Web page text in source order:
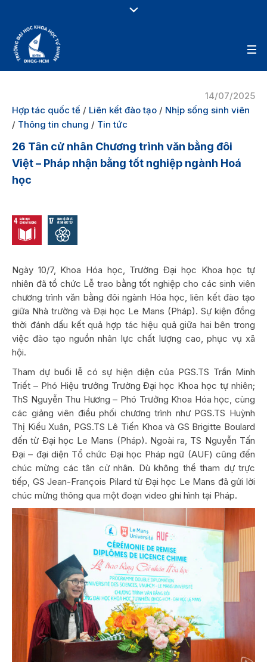
14/07/2025
Hợp tác quốc tế / Liên kết đào tạo / Nhịp sống sinh viên
/ Thông tin chung / Tin tức
26 Tân cử nhân Chương trình văn bằng đôi
Việt – Pháp nhận bằng tốt nghiệp ngành Hoá
học
Ngày 10/7, Khoa Hóa học, Trường Đại học Khoa học tự
nhiên đã tổ chức Lễ trao bằng tốt nghiệp cho các sinh viên
chương trình văn bằng đôi ngành Hóa học, liên kết đào tạo
giữa Nhà trường và Đại học Le Mans (Pháp). Sự kiện đồng
thời đánh dấu kết quả hợp tác hiệu quả giữa hai bên trong
việc đào tạo nguồn nhân lực chất lượng cao, phục vụ xã
hội.
Tham dự buổi lễ có sự hiện diện của PGS.TS Trần Minh
Triết – Phó Hiệu trưởng Trường Đại học Khoa học tự nhiên;
ThS Nguyễn Thu Hương – Phó Trưởng Khoa Hóa học, cùng
các giảng viên điều phối chương trình như PGS.TS Huỳnh
Thị Kiều Xuân, PGS.TS Lê Tiến Khoa và GS Brigitte Boulard
đến từ Đại học Le Mans (Pháp). Ngoài ra, TS Nguyễn Tấn
Đại – đại diện Tổ chức Đại học Pháp ngữ (AUF) cũng đến
chúc mừng các tân cử nhân. Dù không thể tham dự trực
tiếp, GS Jean-François Pilard từ Đại học Le Mans đã gửi lời
chúc mừng thông qua một đoạn video ghi hình tại Pháp.